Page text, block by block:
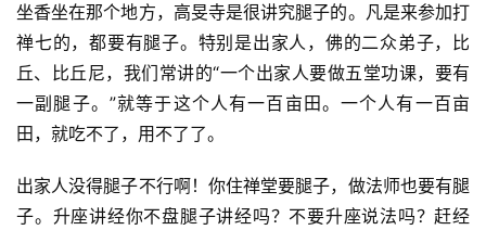
坐香坐在那个地方，高旻寺是很讲究腿子的。凡是来参加打
禅七的，都要有腿子。特别是出家人，佛的二众弟子，比
丘、比丘尼，我们常讲的“一个出家人要做五堂功课，要有
一副腿子。”就等于这个人有一百亩田。一个人有一百亩
田，就吃不了，用不了了。
出家人没得腿子不行啊！你住禅堂要腿子，做法师也要有腿
子。升座讲经你不盘腿子讲经吗？不要升座说法吗？赶经